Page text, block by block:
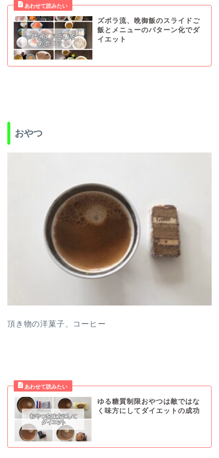
ズボラ流、晩御飯のスライドご
飯とメニューのパターン化でダ
イエット
おやつ
頂き物の洋菓子、コーヒー
ゆる糖質制限おやつは敵ではな
く味方にしてダイエットの成功